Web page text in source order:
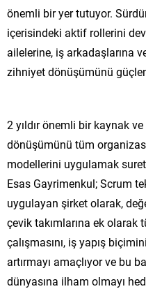
önemli bir yer tutuyor.
içerisindeki aktif rollerini
ailelerine, iş arkadaşlarına
zihniyet dönüşümünü
2 yıldır önemli bir kaynak
dönüşümünü tüm
modellerini uygulamak
Esas Gayrimenkul; Scrum
uygulayan şirket olarak,
çevik takımlarına ek olarak
çalışmasını, iş yapış
artırmayı amaçlıyor ve bu
dünyasına ilham olmayı